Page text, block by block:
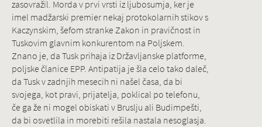
zasovražil. Morda v prvi vrsti iz ljubosumja, ker je
imel madžarski premier nekaj protokolarnih stikov s
Kaczynskim, šefom stranke Zakon in pravičnost in
Tuskovim glavnim konkurentom na Poljskem.
Znano je, da Tusk prihaja iz Državljanske platforme,
poljske članice EPP. Antipatija je šla celo tako daleč,
da Tusk v zadnjih mesecih ni našel časa, da bi
svojega, kot pravi, prijatelja, poklical po telefonu,
če ga že ni mogel obiskati v Bruslju ali Budimpešti,
da bi osvetlila in morebiti rešila nastala nesoglasja.